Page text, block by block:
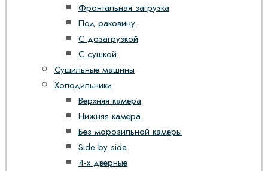
Фронтальная загрузка
Под раковину
С дозагрузкой
С сушкой
Сушильные машины
Холодильники
Верхняя камера
Нижняя камера
Без морозильной камеры
Side by side
4-х дверные